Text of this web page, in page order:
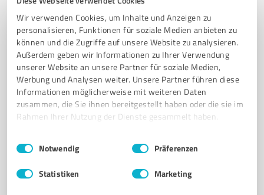
Wir verwenden Cookies, um Inhalte und Anzeigen zu
personalisieren, Funktionen für soziale Medien anbieten zu
können und die Zugriffe auf unsere Website zu analysieren.
Außerdem geben wir Informationen zu Ihrer Verwendung
unserer Website an unsere Partner für soziale Medien,
Werbung und Analysen weiter. Unsere Partner führen diese
Informationen möglicherweise mit weiteren Daten
zusammen, die Sie ihnen bereitgestellt haben oder die sie im
Rahmen Ihrer Nutzung der Dienste gesammelt haben.
Impressum Datenschutzbestimmungen
Einwilligungsauswahl
Notwendig Präferenzen
Statistiken Marketing
Taxi Cobra - Ihr schnelles Taxi in Bad
Oeynhausen
Taxi Cobra Bad Oeynhausen – sicher, schnell und
freundlich zu Ihrem Ziel
TAXI FLUGHAFENTRANSFER KRANKENFAHRTEN BG-FAHRTEN
PERSONENBEFÖRDERUNG
Eidinghausener Str. 2, 32549 Bad Oeynhausen
www.taxi-badoeynhausen.de/